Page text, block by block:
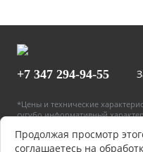
+7 347 294-94-55
*Цены и технические
сугубо информативный
Указанные цены могут быть
предупреждения. Для
Продолжая просмотр
соглашаетесь на